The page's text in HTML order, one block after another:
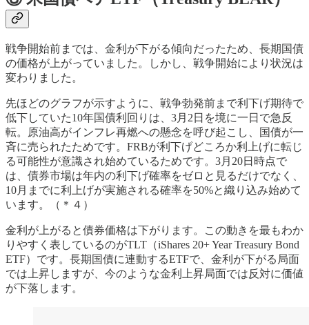
戦争開始前までは、金利が下がる傾向だったため、長期国債
の価格が上がっていました。しかし、戦争開始により状況は
変わりました。
先ほどのグラフが示すように、戦争勃発前まで利下げ期待で
低下していた10年国債利回りは、3月2日を境に一日で急反
転。原油高がインフレ再燃への懸念を呼び起こし、国債が一
斉に売られたためです。FRBが利下げどころか利上げに転じ
る可能性が意識され始めているためです。3月20日時点で
は、債券市場は年内の利下げ確率をゼロと見るだけでなく、
10月までに利上げが実施される確率を50%と織り込み始めて
います。（＊４）
金利が上がると債券価格は下がります。この動きを最もわか
りやすく表しているのがTLT（iShares 20+ Year Treasury Bond
ETF）です。長期国債に連動するETFで、金利が下がる局面
では上昇しますが、今のような金利上昇局面では反対に価値
が下落します。